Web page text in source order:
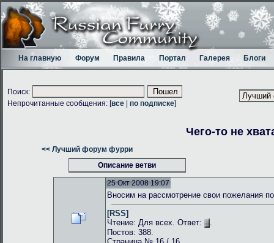
На главную Форум Правила Портал Галерея Блоги
Поиск:
Непрочитанные сообщения: [все по подписке]
Чего-то не
<< Лучший форум фурри
Описание ветви
25 Окт 2008 19:07
Вносим на рассмотрение свои пожелания
[RSS]
Чтение: Для всех. Ответ:
.
Постов: 388.